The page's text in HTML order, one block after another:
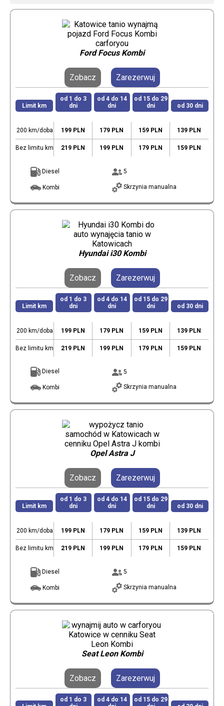
Ford Focus Kombi
Zobacz Zarezerwuj
Limit km
od 1 do 3
dni
od 4 do 14
dni
od 15 do 29
dni
od 30 dni
200 km/doba 199 PLN 179 PLN 159 PLN 139 PLN
Bez limitu km 219 PLN 199 PLN 179 PLN 159 PLN
Diesel 5
Kombi Skrzynia manualna
Hyundai i30 Kombi
Zobacz Zarezerwuj
Limit km
od 1 do 3
dni
od 4 do 14
dni
od 15 do 29
dni
od 30 dni
200 km/doba 199 PLN 179 PLN 159 PLN 139 PLN
Bez limitu km 219 PLN 199 PLN 179 PLN 159 PLN
Diesel 5
Kombi Skrzynia manualna
Opel Astra J
Zobacz Zarezerwuj
Limit km
od 1 do 3
dni
od 4 do 14
dni
od 15 do 29
dni
od 30 dni
200 km/doba 199 PLN 179 PLN 159 PLN 139 PLN
Bez limitu km 219 PLN 199 PLN 179 PLN 159 PLN
Diesel 5
Kombi Skrzynia manualna
Seat Leon Kombi
Zobacz Zarezerwuj
od 1 do 3
od 4 do 14
od 15 do 29